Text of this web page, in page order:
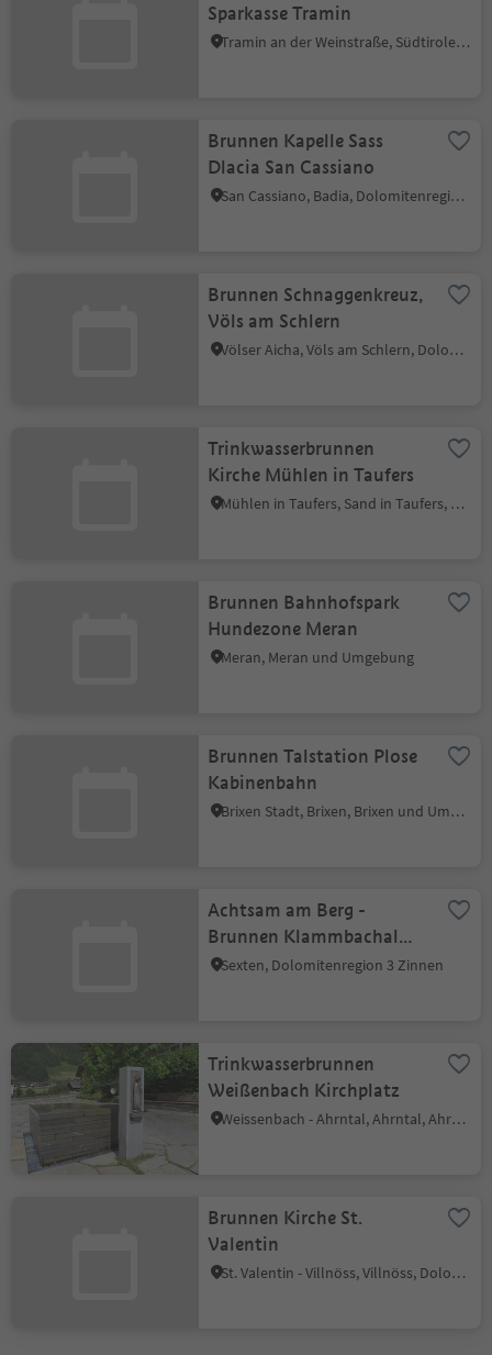
Sparkasse Tramin
Tramin an der Weinstraße, Südtiroler Weinstraße
Brunnen Kapelle Sass
Dlacia San Cassiano
San Cassiano, Badia, Dolomitenregion Alta Badia
Brunnen Schnaggenkreuz,
Völs am Schlern
Völser Aicha, Völs am Schlern, Dolomitenregion Seiser Alm
Trinkwasserbrunnen
Kirche Mühlen in Taufers
Mühlen in Taufers, Sand in Taufers, Ahrntal
Brunnen Bahnhofspark
Hundezone Meran
Meran, Meran und Umgebung
Brunnen Talstation Plose
Kabinenbahn
Brixen Stadt, Brixen, Brixen und Umgebung
Achtsam am Berg -
Brunnen Klammbachalm,
Sexten
Sexten, Dolomitenregion 3 Zinnen
Trinkwasserbrunnen
Weißenbach Kirchplatz
Weissenbach - Ahrntal, Ahrntal, Ahrntal
Brunnen Kirche St.
Valentin
St. Valentin - Villnöss, Villnöss, Dolomitenregion Lüsen Villnöss